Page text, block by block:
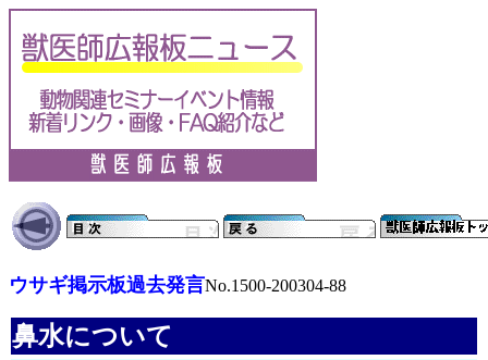
ウサギ掲示板過去発言No.1500-200304-88
鼻水について